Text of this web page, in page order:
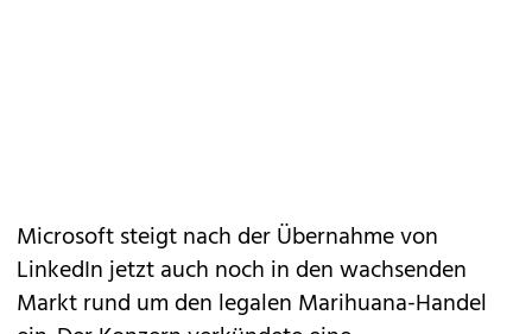
Microsoftsteigt nach derÜbernahme von
LinkedInjetzt auch noch in den wachsenden
Markt rund um den legalen Marihuana-Handel